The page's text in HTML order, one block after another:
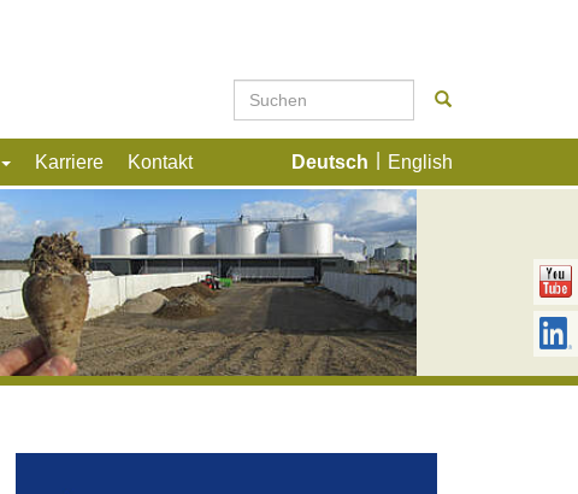
Karriere Kontakt Deutsch English